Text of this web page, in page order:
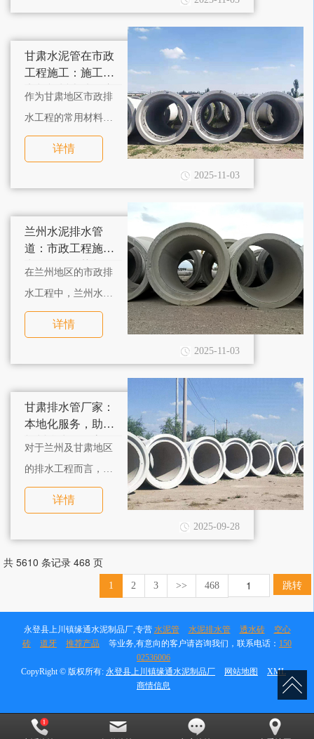
兰州及甘肃地区市政
工程需求。
甘肃水泥管在市政
工程施工：施工特
点与兰州本地化应
作为甘肃地区市政排
水工程的常用材料，
甘肃水泥管（以兰州
水泥管道为核心代
在兰州本地的市政项
目中，其施工适配性
与实用性备受认可。
详情
2025-11-03
兰州水泥排水管
道：市政工程施工
中的性能优势与场
在兰州地区的市政排
水工程中，兰州水泥
排水管道（又称兰州
水泥管）凭借出色的
核心构件，其优势高
度适配本地施工需
求。
详情
2025-11-03
甘肃排水管厂家：
本地化服务，助力
兰州排水工程高效
对于兰州及甘肃地区
的排水工程而言，除
了兰州水泥排水管的
品质，厂家的服务效
详情
2025-09-28
共 5610 条记录 468 页
1 2 3 >> 468 跳转
永登县上川镇缘通水泥制品厂,专营 水泥管 水泥排水管 透水砖
空心
砖
道牙 推荐产品 等业务,有意向的客户请咨询我们，联系电话： 150
02536006
CopyRight © 版权所有: 永登县上川镇缘通水泥制品厂 网站地图
XML
商情信息